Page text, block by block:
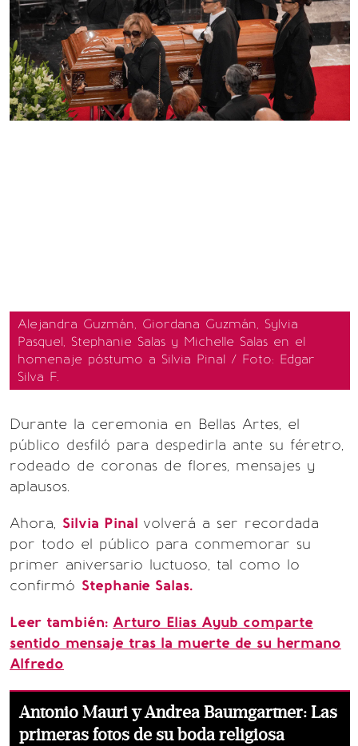
Alejandra Guzmán, Giordana Guzmán, Sylvia
Pasquel, Stephanie Salas y Michelle Salas en el
homenaje póstumo a Silvia Pinal / Foto: Edgar
Silva F.
Durante la ceremonia en Bellas Artes, el
público desfiló para despedirla ante su féretro,
rodeado de coronas de flores, mensajes y
aplausos.
Ahora, Silvia Pinal volverá a ser recordada
por todo el público para conmemorar su
primer aniversario luctuoso, tal como lo
confirmó Stephanie Salas.
Leer también: Arturo Elias Ayub comparte
sentido mensaje tras la muerte de su hermano
Alfredo
Antonio Mauri y Andrea Baumgartner: Las
primeras fotos de su boda religiosa